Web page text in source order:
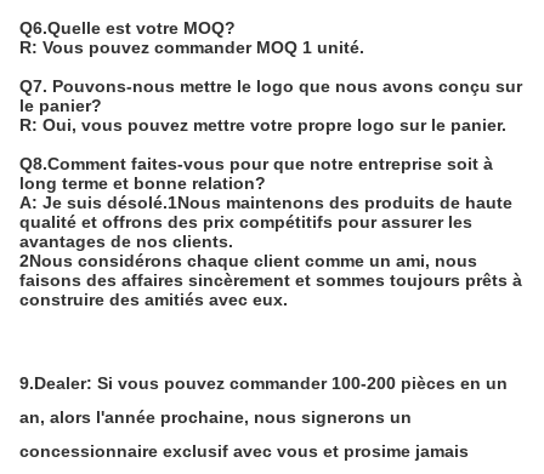
Q6.Quelle est votre MOQ?
R: Vous pouvez commander MOQ 1 unité.
Q7. Pouvons-nous mettre le logo que nous avons conçu sur
le panier?
R: Oui, vous pouvez mettre votre propre logo sur le panier.
Q8.Comment faites-vous pour que notre entreprise soit à
long terme et bonne relation?
A: Je suis désolé.1Nous maintenons des produits de haute
qualité et offrons des prix compétitifs pour assurer les
avantages de nos clients.
2Nous considérons chaque client comme un ami, nous
faisons des affaires sincèrement et sommes toujours prêts à
construire des amitiés avec eux.
9.Dealer: Si vous pouvez commander 100-200 pièces en un
an, alors l'année prochaine, nous signerons un
concessionnaire exclusif avec vous et prosime jamais